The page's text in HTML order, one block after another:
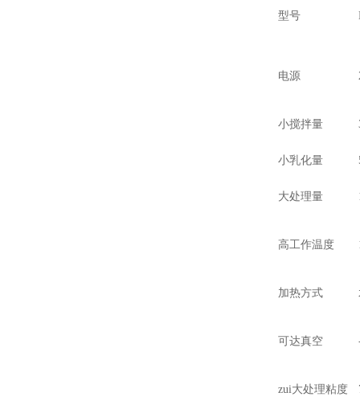
型号
电源
小搅拌量
小乳化量
大处理量
高工作温度
加热方式
可达真空
zui大处理粘度